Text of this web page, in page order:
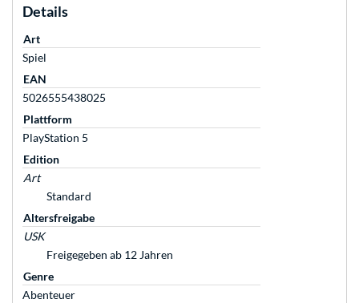
Details
Art
Spiel
EAN
5026555438025
Plattform
PlayStation 5
Edition
Art
Standard
Altersfreigabe
USK
Freigegeben ab 12 Jahren
Genre
Abenteuer